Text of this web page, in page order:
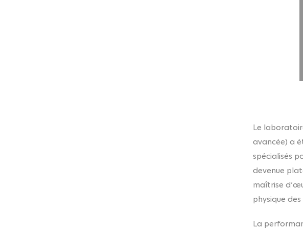
Le
avancée) a
spécialisés
devenue
maîtrise
physique
La